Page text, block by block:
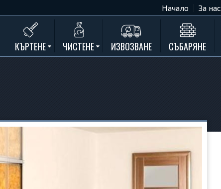
Начало За нас
КЪРТЕНЕ
Къртене на кухня
Къртене замазки и мозайки
Къртене на асфалт
Къртене на дограма и подпрозорец
ЧИСТЕНЕ ИЗВОЗВАНЕ СЪБАРЯНЕ